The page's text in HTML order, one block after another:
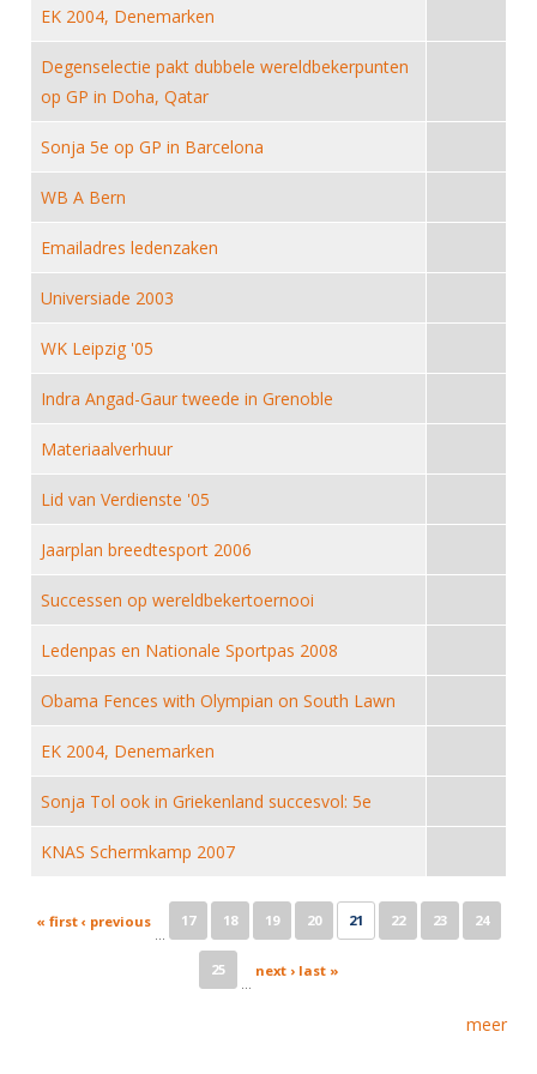
Website
Handleiding
Historie
Organisatie
Bestuur
Commissies
Ereleden
Leden van Verdiensten
Vacatures
Bondsbureau
Contact
Medewerkers
Formulieren
Alle Verenigingen
Verenigingsondersteuning
Witte Vlekkenplan
Oprichting Vereniging
Overschrijven leden
Inschrijven
Reglementen
Materiaal
Schermpaspoort
Rolstoelschermen
KNAS Keurmerk
NK's
JPT
JEC
Wedstrijdorganisatie
Nieuws
Scheidsrechterslijst
Verwerk wedstrijduitslagen
NK organiseren
Geschiedenis van het schermen
FBT
SBT
Atletencommissie
Internationale aanmeldingen
Brassardsysteem
Voor coaches en leraren
Nieuws
Nationale opleidingen
Opleidingen
Leraar
Nieuws
Scheidsrechterslijst
Opleidingen
Tuchtzaken
Archief
Infotheek
Bibliotheek
ALV
Nieuws
NK organiseren
EK 2004, Denemarken
Degenselectie pakt dubbele wereldbekerpunten
op GP in Doha, Qatar
Sonja 5e op GP in Barcelona
WB A Bern
Emailadres ledenzaken
Universiade 2003
WK Leipzig '05
Indra Angad-Gaur tweede in Grenoble
Materiaalverhuur
Lid van Verdienste '05
Jaarplan breedtesport 2006
Successen op wereldbekertoernooi
Ledenpas en Nationale Sportpas 2008
Obama Fences with Olympian on South Lawn
EK 2004, Denemarken
Sonja Tol ook in Griekenland succesvol: 5e
KNAS Schermkamp 2007
Pages
« first ‹ previous
…
17 18 19 20 21 22 23 24
25
…
next › last »
meer